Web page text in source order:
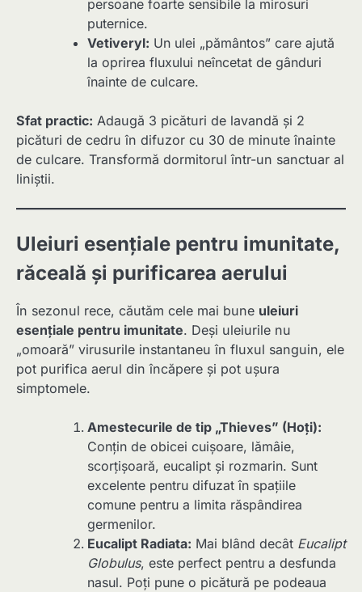
persoane foarte sensibile la mirosuri
puternice.
Vetiveryl: Un ulei „pământos” care ajută
la oprirea fluxului neîncetat de gânduri
înainte de culcare.
Sfat practic: Adaugă 3 picături de lavandă și 2
picături de cedru în difuzor cu 30 de minute înainte
de culcare. Transformă dormitorul într-un sanctuar al
liniștii.
Uleiuri esențiale pentru imunitate,
răceală și purificarea aerului
În sezonul rece, căutăm cele mai bune uleiuri
esențiale pentru imunitate. Deși uleiurile nu
„omoară” virusurile instantaneu în fluxul sanguin, ele
pot purifica aerul din încăpere și pot ușura
simptomele.
Amestecurile de tip „Thieves” (Hoți):
Conțin de obicei cuișoare, lămâie,
scorțișoară, eucalipt și rozmarin. Sunt
excelente pentru difuzat în spațiile
comune pentru a limita răspândirea
germenilor.
Eucalipt Radiata: Mai blând decât Eucalipt
Globulus, este perfect pentru a desfunda
nasul. Poți pune o picătură pe podeaua